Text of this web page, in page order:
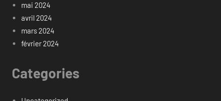
mai 2024
avril 2024
mars 2024
février 2024
Categories